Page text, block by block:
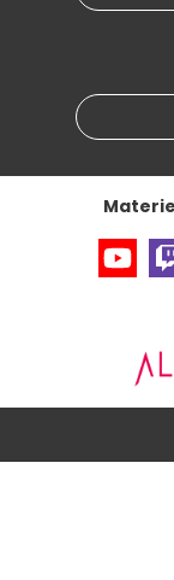
Partenariat &
Informations
Données
Gérer vos cookies
Accessibilité :